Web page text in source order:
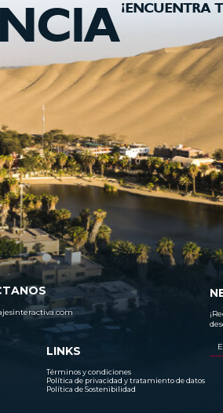
¡ENCUENTRA
LINKS
Términos y condiciones
Política de privacidad y tratamiento de datos
Política de Sostenibilidad